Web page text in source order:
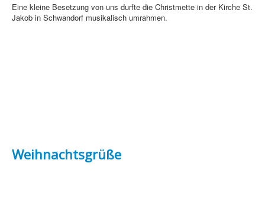
Eine kleine Besetzung von uns durfte die Christmette in der Kirche St.
Jakob in Schwandorf musikalisch umrahmen.
Weihnachtsgrüße